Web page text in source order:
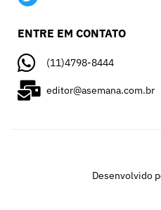
ENTRE EM CONTATO
(11)4798-8444
editor@asemana.com.br
Desenvolvido